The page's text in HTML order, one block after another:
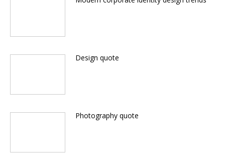
Design quote
Photography quote